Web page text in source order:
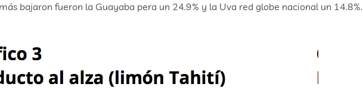
bajaron fueron la Guayaba pera un 24.9% y la Uva red globe nacional un 14.8%.